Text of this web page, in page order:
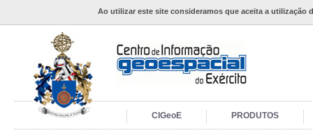
Ao utilizar este site consideramos que aceita a utilização
CIGeoE PRODUTOS